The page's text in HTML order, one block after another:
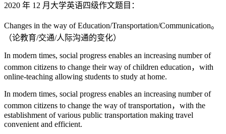
2020 年 12 月大学英语四级作文题目：
Changes in the way of Education/Transportation/Communication。
（论教育/交通/人际沟通的变化）
In modern times, social progress enables an increasing number of
common citizens to change their way of children education，with
online-teaching allowing students to study at home.
In modern times, social progress enables an increasing number of
common citizens to change the way of transportation，with the
establishment of various public transportation making travel
convenient and efficient.